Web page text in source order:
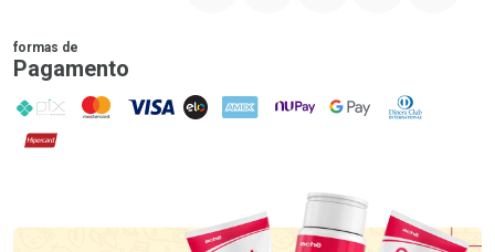
formas de
Pagamento
PIX MasterCard
VISA ELO AMEX NuPay Google PayDiners Club
Hipercard
Promoção em Destaque